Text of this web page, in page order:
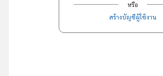
หรือ
สร้างบัญชีผู้ใช้งาน